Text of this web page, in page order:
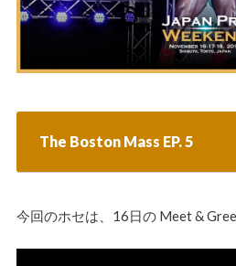
The Boston Mass EP. 5
今回のホセは、16日の Meet &